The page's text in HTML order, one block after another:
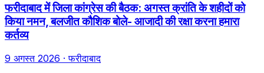
फरीदाबाद में जिला कांग्रेस की बैठक: अगस्त क्रांति के शहीदों को
किया नमन, बलजीत कौशिक बोले- आजादी की रक्षा करना हमारा
कर्तव्य
9 अगस्त 2026 · फरीदाबाद